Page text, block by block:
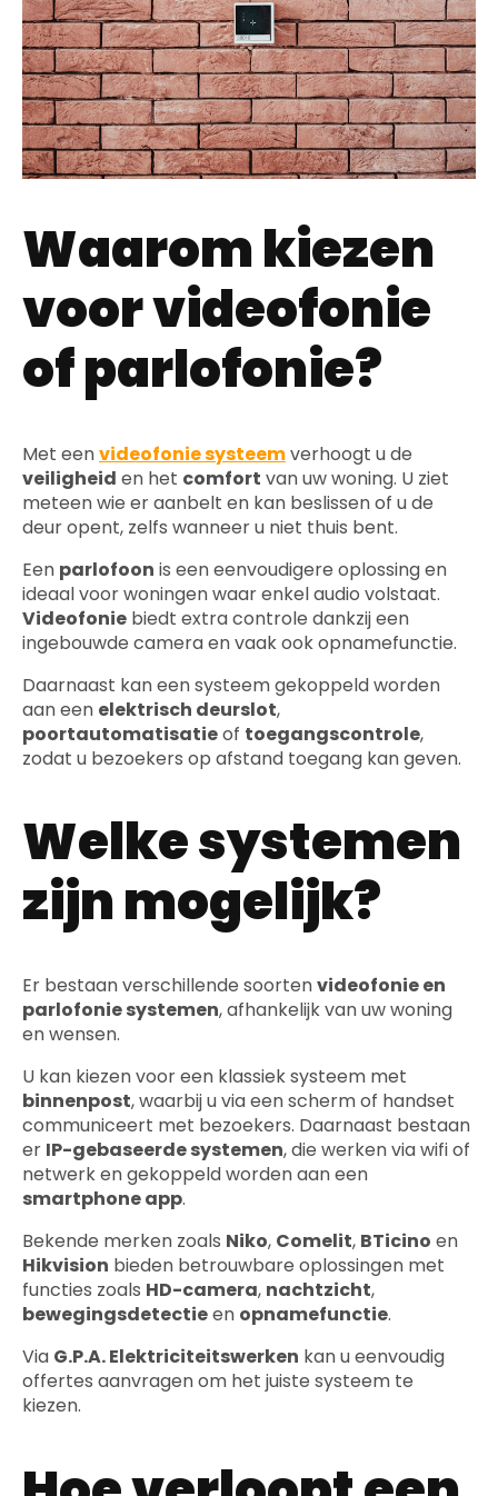
Waarom kiezen
voor videofonie
of parlofonie?
Met eenvideofonie systeemverhoogt u de
veiligheid en het comfort van uw woning. U ziet
meteen wie er aanbelt en kan beslissen of u de
deur opent, zelfs wanneer u niet thuis bent.
Een parlofoon is een eenvoudigere oplossing en
ideaal voor woningen waar enkel audio volstaat.
Videofonie biedt extra controle dankzij een
ingebouwde camera en vaak ook opnamefunctie.
Daarnaast kan een systeem gekoppeld worden
aan een elektrisch deurslot,
poortautomatisatieof toegangscontrole,
zodat u bezoekers op afstand toegang kan geven.
Welke systemen
zijn mogelijk?
Er bestaan verschillende soortenvideofonie en
parlofonie systemen, afhankelijk van uw woning
en wensen.
U kan kiezen voor een klassiek systeem met
binnenpost, waarbij u via een scherm of handset
communiceert met bezoekers. Daarnaast bestaan
er IP-gebaseerde systemen, die werken via wifi of
netwerk en gekoppeld worden aan een
smartphone app.
Bekende merken zoals Niko, Comelit, BTicino en
Hikvision bieden betrouwbare oplossingen met
functies zoals HD-camera, nachtzicht,
bewegingsdetectieen opnamefunctie.
Via G.P.A. Elektriciteitswerken kan u eenvoudig
offertes aanvragen om het juiste systeem te
kiezen.